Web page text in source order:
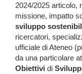
2024/2025 articolo,
missione, impatto
sviluppo
ricercatori,
ufficiale di Ateneo
da una particolare
Obiettivi di